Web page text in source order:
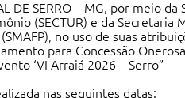
DE SERRO – MG, por meio
(SECTUR) e da Secretaria
no uso de suas
para Concessão
‘VI Arraiá 2026 – Serro”
nas seguintes datas: